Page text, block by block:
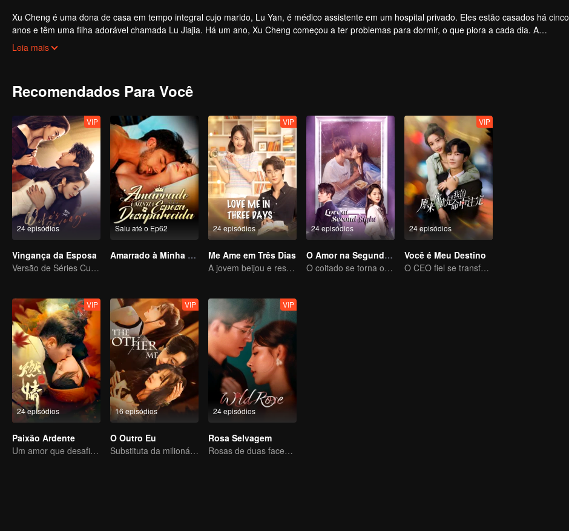
Xu Cheng é uma dona de casa em tempo integral cujo marido, Lu Yan, é médico assistente em um hospital privado. Eles estão casados ​​há cinco
anos e têm uma filha adorável chamada Lu Jiajia. Há um ano, Xu Cheng começou a ter problemas para dormir, o que piora a cada dia. A
alucinação ocasional também fez com que ela machucasse a si mesma e a outras pessoas. No entanto, um acidente de carro traz uma mudança
Leia mais
Recomendados Para Você
24 episódios
VIP
Vingança da Esposa
Versão de Séries Curtas “A Tentação de voltar para casa”
Saiu até o Ep62
Amarrado à Minha Esposa Desaparecida
24 episódios
VIP
Me Ame em Três Dias
A jovem beijou e resgatou o CEO em constante mudança
24 episódios
O Amor na Segunda Visão
O coitado se torna o CEO dominador e persegue seu primeiro amor
24 episódios
VIP
Você é Meu Destino
O CEO fiel se transforma em um guerreiro do amor puro
24 episódios
VIP
Paixão Ardente
Um amor que desafia o destino, testado pela dor e pelo poder
16 episódios
VIP
O Outro Eu
Substituta da milionária enredou na crise da elite
24 episódios
VIP
Rosa Selvagem
Rosas de duas faces entra no jogo sozinha